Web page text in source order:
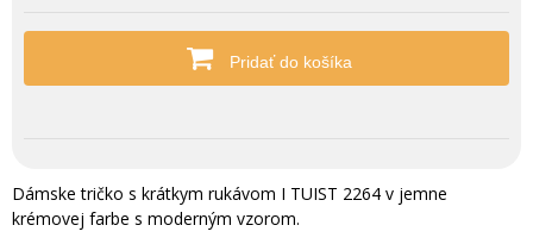
Pridať do košíka
Dámske tričko s krátkym rukávom I TUIST 2264 v jemne
krémovej farbe s moderným vzorom.